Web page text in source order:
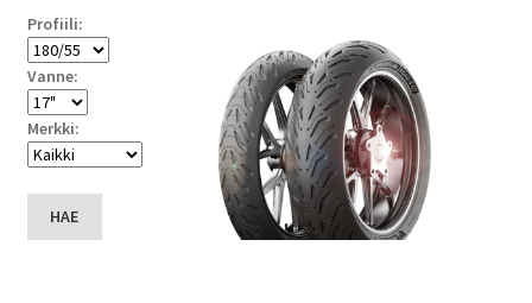
Profiili:
Vanne:
Merkki:
HAE